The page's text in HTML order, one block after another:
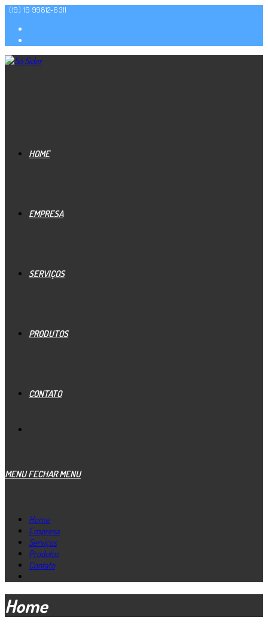
(19) 19 99812-6311
HOME
EMPRESA
SERVIÇOS
PRODUTOS
CONTATO
MENU FECHAR MENU
Home
Empresa
Serviços
Produtos
Contato
Home